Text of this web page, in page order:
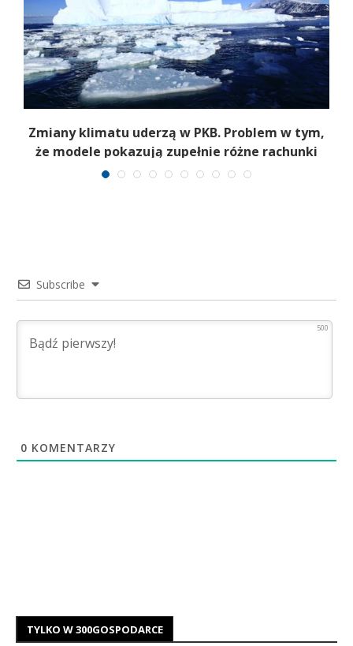
Zmiany klimatu uderzą w PKB. Problem w tym,
że modele pokazują zupełnie różne rachunki
Subscribe
500
0 KOMENTARZY
TYLKO W 300GOSPODARCE